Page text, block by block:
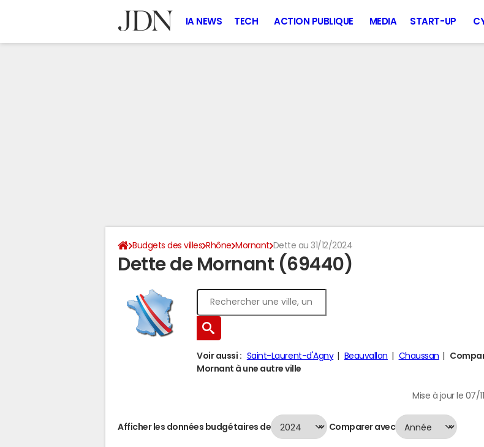
IA NEWS TECH ACTION PUBLIQUE MEDIA START-UP
Budgets des villes Rhône Mornant Dette au 31/12/2024
Dette de Mornant (69440)
Voir aussi : Saint-Laurent-d'Agny Beauvallon Chaussan
Mornant à une autre ville
Mise à jour le 07/
Afficher les données budgétaires de Comparer avec